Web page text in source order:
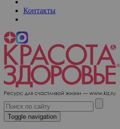
Контакты
Toggle navigation